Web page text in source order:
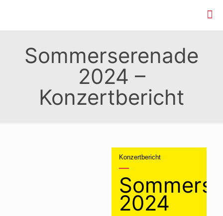
Sommerserenade
2024 –
Konzertbericht
Konzertbericht
2024